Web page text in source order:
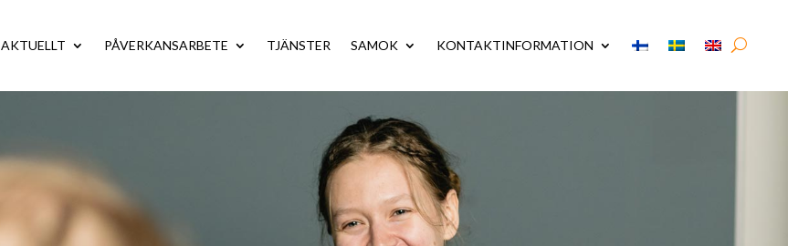
AKTUELLT PÅVERKANSARBETE TJÄNSTER SAMOK KONTAKTINFORMATION